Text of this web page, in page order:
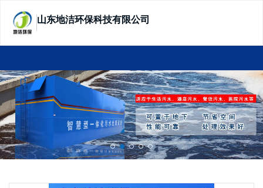
山东地洁环保科技有限公司